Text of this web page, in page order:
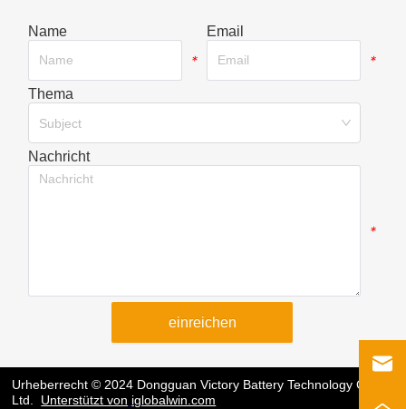
Name
*
Email
*
Thema
Subject
Nachricht
*
einreichen
Urheberrecht © 2024 Dongguan Victory Battery Technology Co.,
Ltd.
Unterstützt von iglobalwin.com